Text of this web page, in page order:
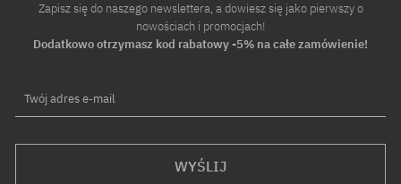
Zapisz się do naszego newslettera, a dowiesz się jako pierwszy o
nowościach i promocjach!
Dodatkowo otrzymasz kod rabatowy -5% na całe zamówienie!
Twój adres e-mail
WYŚLIJ